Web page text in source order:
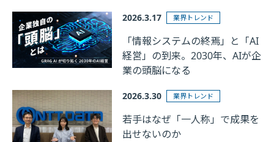
2026.3.17 業界トレンド
「情報システムの終焉」と「AI
経営」の到来。2030年、AIが企
業の頭脳になる
2026.3.30 業界トレンド
若手はなぜ「一人称」で成果を
出せないのか